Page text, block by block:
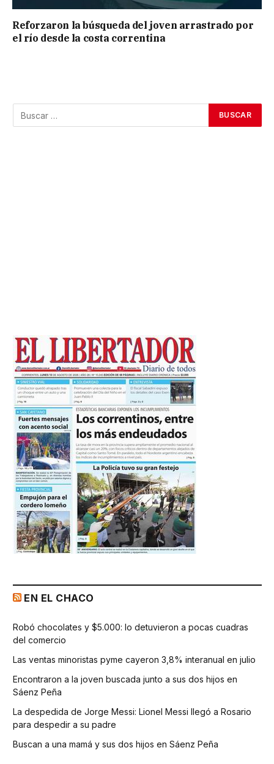
Reforzaron la búsqueda del joven arrastrado por
el río desde la costa correntina
EN EL CHACO
Robó chocolates y $5.000: lo detuvieron a pocas cuadras
del comercio
Las ventas minoristas pyme cayeron 3,8% interanual en julio
Encontraron a la joven buscada junto a sus dos hijos en
Sáenz Peña
La despedida de Jorge Messi: Lionel Messi llegó a Rosario
para despedir a su padre
Buscan a una mamá y sus dos hijos en Sáenz Peña